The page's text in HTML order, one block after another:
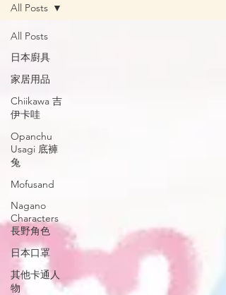
All Posts
日本廚具
家居用品
Chiikawa 吉
伊卡哇
Opanchu
Usagi 底褲
兔
Mofusand
Nagano
Characters
長野角色
日本口罩
其他卡通人
物
All Posts